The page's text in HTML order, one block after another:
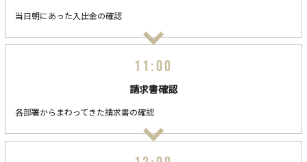
当日朝にあった入出金の確認
11:00
請求書確認
各部署からまわってきた請求書の確認